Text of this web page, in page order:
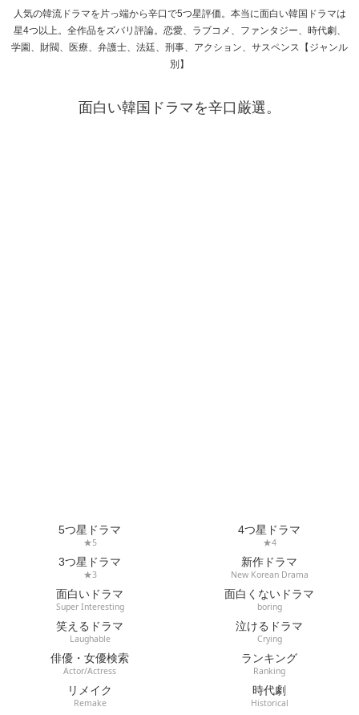
人気の韓流ドラマを片っ端から辛口で5つ星評価。本当に面白い韓国ドラマは
星4つ以上。全作品をズバリ評論。恋愛、ラブコメ、ファンタジー、時代劇、
学園、財閥、医療、弁護士、法廷、刑事、アクション、サスペンス【ジャンル
別】
面白い韓国ドラマを辛口厳選。
5つ星ドラマ
★5
4つ星ドラマ
★4
3つ星ドラマ
★3
新作ドラマ
New Korean Drama
面白いドラマ
Super Interesting
面白くないドラマ
boring
笑えるドラマ
Laughable
泣けるドラマ
Crying
俳優・女優検索
Actor/Actress
ランキング
Ranking
リメイク
Remake
時代劇
Historical